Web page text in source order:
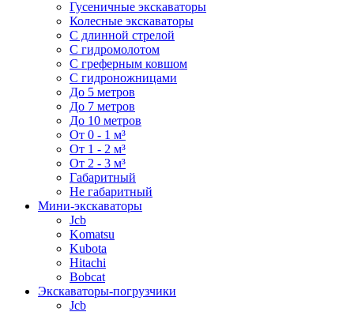
Гусеничные экскаваторы
Колесные экскаваторы
С длинной стрелой
С гидромолотом
С греферным ковшом
С гидроножницами
До 5 метров
До 7 метров
До 10 метров
От 0 - 1 м³
От 1 - 2 м³
От 2 - 3 м³
Габаритный
Не габаритный
Мини-экскаваторы
Jcb
Komatsu
Kubota
Hitachi
Bobcat
Экскаваторы-погрузчики
Jcb